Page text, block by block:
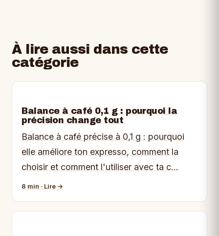
À lire aussi dans cette
catégorie
Balance à café 0,1 g : pourquoi la
précision change tout
Balance à café précise à 0,1 g : pourquoi
elle améliore ton expresso, comment la
choisir et comment l'utiliser avec ta c…
8 min · Lire →